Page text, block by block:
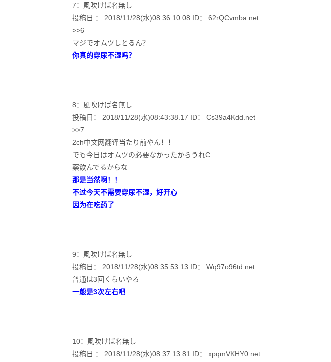
7：風吹けば名無し
投稿日 ： 2018/11/28(水)08:36:10.08 ID： 62rQCvmba.net
>>6
マジでオムツしとるん？
你真的穿尿不湿吗？
8：風吹けば名無し
投稿日： 2018/11/28(水)08:43:38.17 ID： Cs39a4Kdd.net
>>7
2ch中文网翻译当たり前やん！！
でも今日はオムツの必要なかったからうれC
薬飲んでるからな
那是当然啊！！
不过今天不需要穿尿不湿，好开心
因为在吃药了
9：風吹けば名無し
投稿日： 2018/11/28(水)08:35:53.13 ID： Wq97o96td.net
普通は3回くらいやろ
一般是3次左右吧
10：風吹けば名無し
投稿日 ： 2018/11/28(水)08:37:13.81 ID： xpqmVKHY0.net